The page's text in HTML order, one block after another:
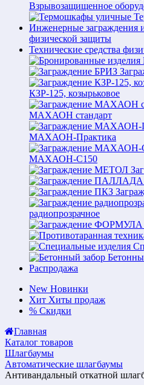
Взрывозащищенное
Инженерные заграждения
физической защиты
Технические средства
КЗР-125, козырьковое
МАХАОН стандарт
МАХАОН-Практика
МАХАОН-С150
радиопрозрачное
Распродажа
New Новинки
Хит Хиты продаж
% Скидки
Главная
Каталог товаров
Шлагбаумы
Автоматические шлагбаумы
Антивандальный откатной